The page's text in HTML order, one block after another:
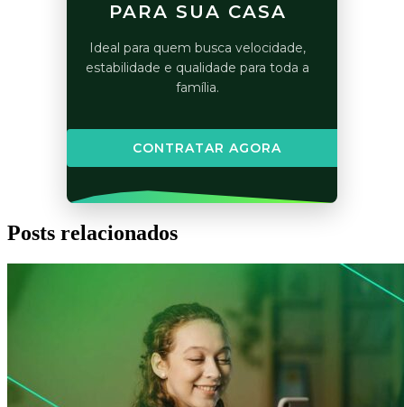
PARA SUA CASA
Ideal para quem busca velocidade,
estabilidade e qualidade para toda a
família.
CONTRATAR AGORA
Posts relacionados